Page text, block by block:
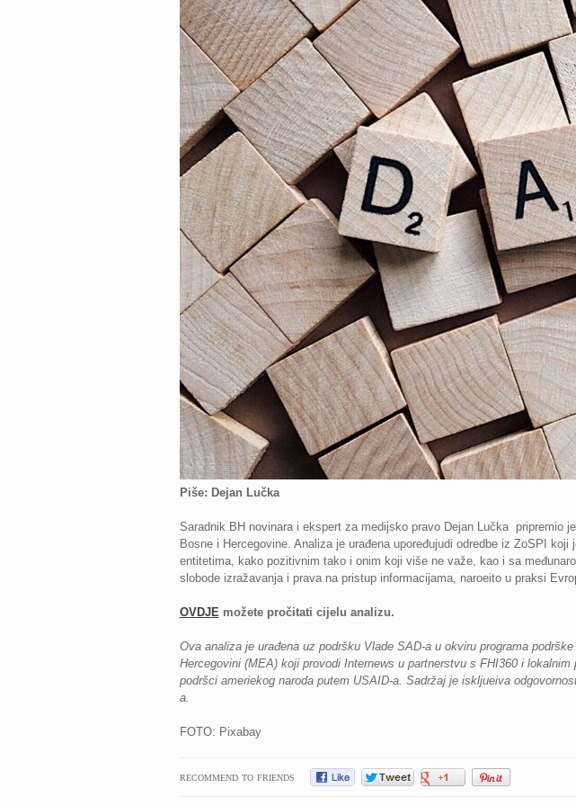
Piše: Dejan Lučka
Saradnik BH novinara i ekspert za medijsko pravo Dejan Lučka pripremio
Bosne i Hercegovine. Analiza je urađena upoređujudi odredbe iz ZoSPI
entitetima, kako pozitivnim tako i onim koji više ne važe, kao i sa
slobode izražavanja i prava na pristup informacijama, naroeito u praksi
OVDJEmožete pročitati cijelu analizu.
Ova analiza je urađena uz podršku Vlade SAD-a u okviru programa
Hercegovini (MEA) koji provodi Internews u partnerstvu s FHI360 i
podršci ameriekog naroda putem USAID-a. Sadržaj je iskljueiva
a.
FOTO: Pixabay
RECOMMEND TO FRIENDS